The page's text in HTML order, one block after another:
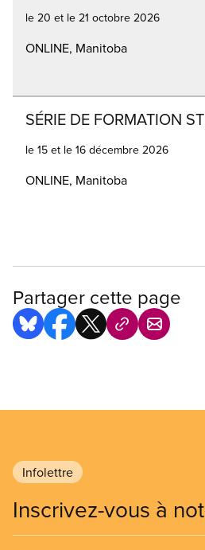
le 20 et le 21 octobre 2026
ONLINE, Manitoba
SÉRIE DE FORMATION
le 15 et le 16 décembre 2026
ONLINE, Manitoba
Partager cette page
Infolettre
Inscrivez-vous à